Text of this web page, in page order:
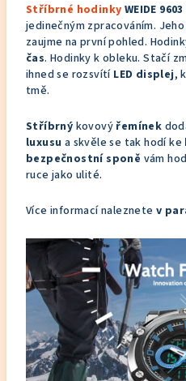
Stříbrné hodinky WEIDE 9603
jedinečným zpracováním. Jeho
zaujme na první pohled.
čas. Hodinky k obleku. Stačí
ihned se rozsvítíLED displej,
tmě.
Stříbrný kovový řemínek
luxusu a skvěle se tak hodí ke
bezpečnostní sponě vám
ruce jako ulité.
Více informací naleznete v